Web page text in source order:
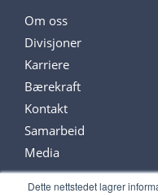
Dette nettstedet lagrer
Om oss
Divisjoner
Karriere
Bærekraft
Kontakt
Samarbeid
Media